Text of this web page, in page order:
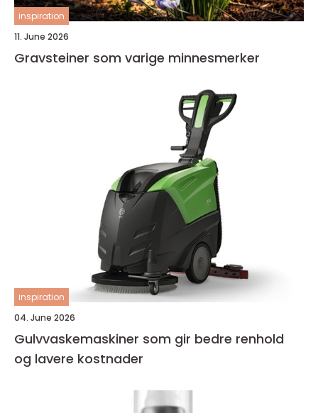
inspiration
11. June 2026
Gravsteiner som varige minnesmerker
inspiration
04. June 2026
Gulvvaskemaskiner som gir bedre renhold
og lavere kostnader